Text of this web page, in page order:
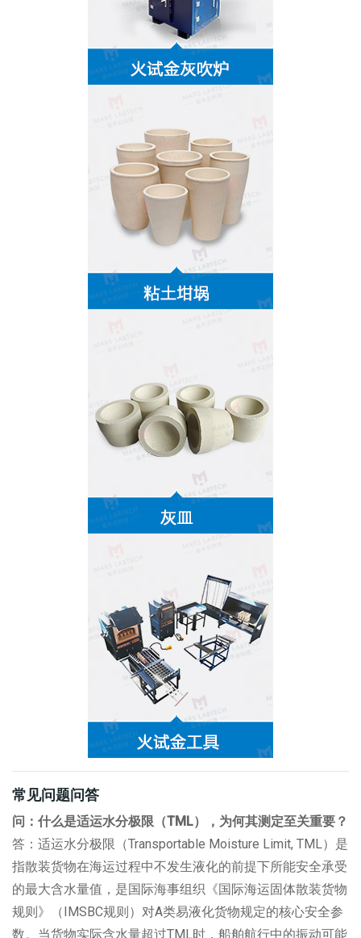
常见问题问答
问：什么是适运水分极限（TML），为何其测定至关重要？
答：适运水分极限（Transportable Moisture Limit, TML）是
指散装货物在海运过程中不发生液化的前提下所能安全承受
的最大含水量值，是国际海事组织《国际海运固体散装货物
规则》（IMSBC规则）对A类易液化货物规定的核心安全参
数。当货物实际含水量超过TML时，船舶航行中的振动可能